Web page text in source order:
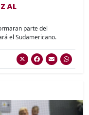
AL
parte del
el Sudamericano.